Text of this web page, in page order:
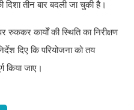
तीन बार बदली जा चुकी है।
कार्यों की स्थिति का निरीक्षण
दिए कि परियोजना को तय
किया जाए।